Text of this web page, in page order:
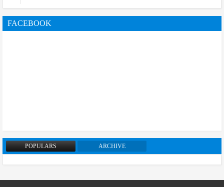
FACEBOOK
POPULARS ARCHIVE